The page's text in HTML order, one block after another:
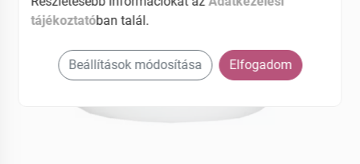
tájékoztatóban talál.
Beállítások módosítása Elfogadom